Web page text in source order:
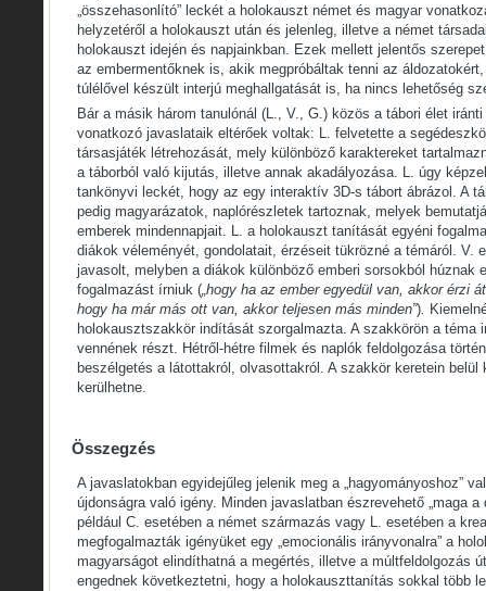
„összehasonlító” leckét a holokauszt német és magyar
helyzetéről a holokauszt után és jelenleg, illetve a német
holokauszt idején és napjainkban. Ezek mellett jelentős
az embermentőknek is, akik megpróbáltak tenni az
túlélővel készült interjú meghallgatását is, ha nincs lehetőség
Bár a másik három tanulónál (L., V., G.) közös a tábori élet
vonatkozó javaslataik eltérőek voltak: L. felvetette a
társasjáték létrehozását, mely különböző karaktereket
a táborból való kijutás, illetve annak akadályozása. L. úgy
tankönyvi leckét, hogy az egy interaktív 3D-s tábort ábrázol. A
pedig magyarázatok, naplórészletek tartoznak, melyek
emberek mindennapjait. L. a holokauszt tanítását egyéni
diákok véleményét, gondolatait, érzéseit tükrözné a témáról. V.
javasolt, melyben a diákok különböző emberi sorsokból húznak
fogalmazást írniuk ( „hogy ha az ember egyedül van, akkor érzi
hogy ha már más ott van, akkor teljesen más minden”)
holokausztszakkör indítását szorgalmazta. A szakkörön a téma
vennének részt. Hétről-hétre filmek és naplók feldolgozása
beszélgetés a látottakról, olvasottakról. A szakkör keretein belül
kerülhetne.
Összegzés
A javaslatokban egyidejűleg jelenik meg a „hagyományoshoz”
újdonságra való igény. Minden javaslatban észrevehető „maga
például C. esetében a német származás vagy L. esetében a
megfogalmazták igényüket egy „emocionális irányvonalra” a
magyarságot elindíthatná a megértés, illetve a múltfeldolgozás
engednek következtetni, hogy a holokauszttanítás sokkal több